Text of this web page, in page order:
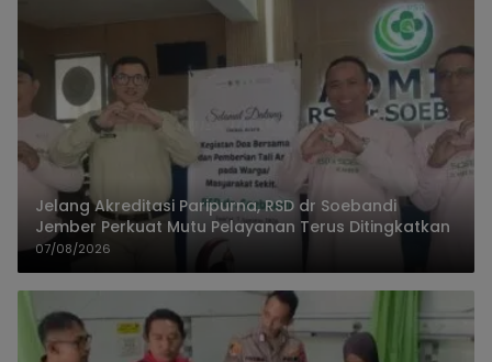
Jelang Akreditasi Paripurna, RSD dr Soebandi
Jember Perkuat Mutu Pelayanan Terus Ditingkatkan
07/08/2026